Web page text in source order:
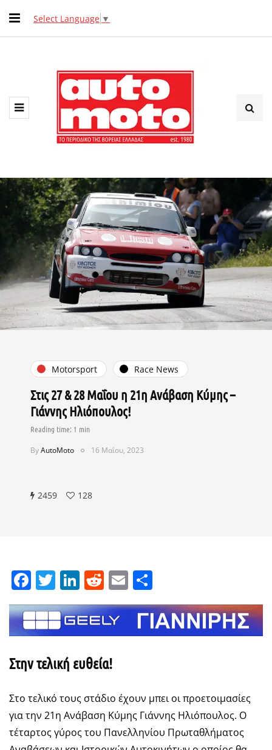
Select Language ▼
Motorsport Race News
Στις 27 & 28 Μαΐου η 21η Ανάβαση Κύμης –
Γιάννης Ηλιόπουλος!
ByAutoMoto 16 Μαΐου, 2023
2459 128
Facebook
Twitter
LinkedIn
Reddit
Email
Στην τελική ευθεία!
Στο τελικό τους στάδιο έχουν μπει οι προετοιμασίες
για την 21η Ανάβαση Κύμης Γιάννης Ηλιόπουλος. Ο
τέταρτος γύρος του Πανελληνίου Πρωταθλήματος